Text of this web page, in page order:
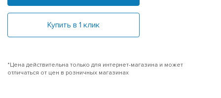
Купить в 1 клик
*Цена действительна только для интернет-магазина и может
отличаться от цен в розничных магазинах